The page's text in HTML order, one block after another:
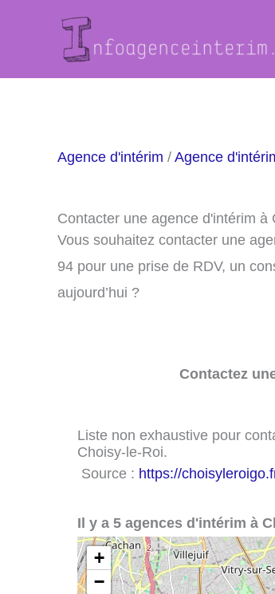
Agence d'intérim / Agence
Contacter une agence d'intérim à
Vous souhaitez contacter une
94 pour une prise de RDV, un
aujourd’hui ?
Contactez
Liste non exhaustive pour
Choisy-le-Roi.
Source : https://
Il y a 5 agences d'intérim à
+
−